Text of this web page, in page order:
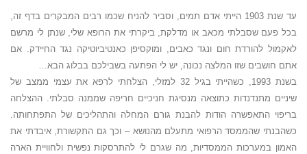
עד שנת 1903 הייתי אדם תמים, וסביר להניח שכמו רבים המבקרים בדף זה,
בכל פעם שסבלתי מכאב או מדלקת, ביקרתי את הרופא שלי, שנתן לי מרשם
לאקמול להורדת חום ונגד כאבים, ומוקסיפן כאנטיביוטיקה נגד החיידק. אם
אתם חושבים שזו המלצה נכונה, יש לי הפתעה בשבילכם בבלוג הבא…
בשנת 1993, כשהייתי בגיל 32 למזלי, הצלחתי לרפא את עצמי ממצב של
שיניים מתנדנדות כתוצאה מנסיגת חניכיים חריפה שממנה סבלתי. ההצלחה
בריפוי התאפשרה הודות להבנת גורם המחלה והתהליכים של התפתחותה.
כשהבנתי שהממסד הרפואי מתעלם מהנושא – וכך גם התקשורת, איבדתי את
האמון במערכות הממסדיות, מה שגרם לי להתרסקות נפשית ולחוויית הארה